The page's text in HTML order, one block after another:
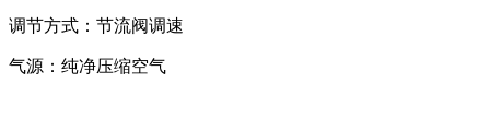
调节方式：节流阀调速
气源：纯净压缩空气